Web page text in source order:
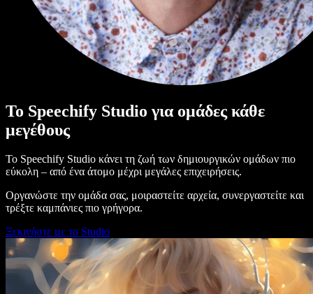
Το Speechify Studio για ομάδες κάθε
μεγέθους
Το Speechify Studio κάνει τη ζωή των δημιουργικών ομάδων πιο
εύκολη – από ένα άτομο μέχρι μεγάλες επιχειρήσεις.
Οργανώστε την ομάδα σας, μοιραστείτε αρχεία, συνεργαστείτε και
τρέξτε καμπάνιες πιο γρήγορα.
Ξεκινήστε με το Studio